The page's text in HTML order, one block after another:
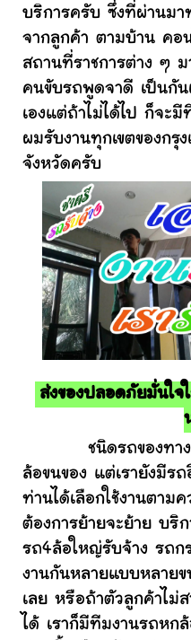
บริการครับ ซึ่งที่ผ่านมา
จากลูกค้า ตามบ้าน คอ
สถานที่ราชการต่าง ๆ
คนขับรถพูดจาดี เป็นกั
เองแต่ถ้าไม่ได้ไป ก็จะ
ผมรับงานทุกเขตของก
จังหวัดครับ
ส่งของปลอดภัยมั่นใจ
ชนิดรถของทางเร
ล้อขนของ แต่เรายังมีร
ท่านได้เลือกใช้งานตาม
ต้องการย้ายจะย้าย บริก
รถ4ล้อใหญ่รับจ้าง รถก
งานกันหลายแบบหลาย
เลย หรือถ้าตัวลูกค้าไม่
ได้ เราก็มีทีมงานรถหกล้